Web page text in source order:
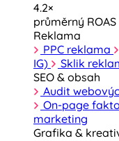
4.2×
průměrný ROAS
Reklama
PPC reklama
IG)
Sklik
SEO & obsah
Audit
On-page
marketing
Grafika &